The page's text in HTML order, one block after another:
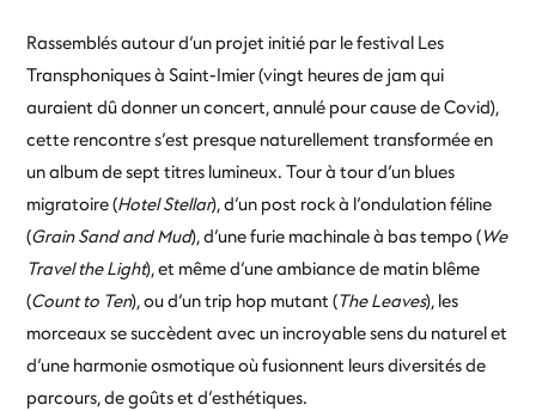
Rassemblés autour d’un projet initié par le festival Les
Transphoniques à Saint-Imier (vingt heures de jam qui
auraient dû donner un concert, annulé pour cause de Covid),
cette rencontre s’est presque naturellement transformée en
un album de sept titres lumineux. Tour à tour d’un blues
migratoire (Hotel Stellar), d’un post rock à l’ondulation féline
(Grain Sand and Mud), d’une furie machinale à bas tempo (We
Travel the Light), et même d’une ambiance de matin blême
(Count to Ten), ou d’un trip hop mutant (The Leaves), les
morceaux se succèdent avec un incroyable sens du naturel et
d’une harmonie osmotique où fusionnent leurs diversités de
parcours, de goûts et d’esthétiques.